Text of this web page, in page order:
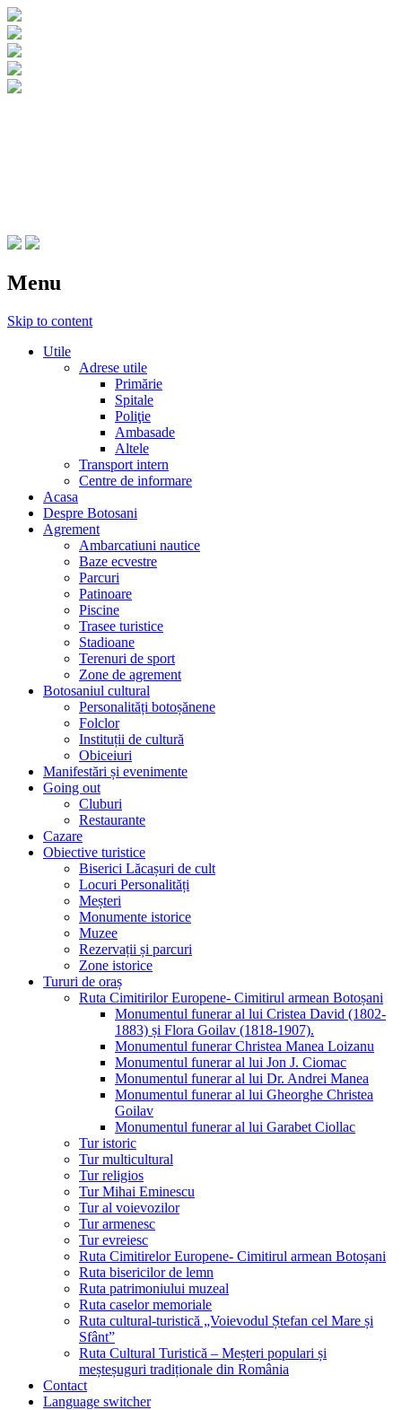
Menu
Skip to content
Utile
Adrese utile
Primărie
Spitale
Poliţie
Ambasade
Altele
Transport intern
Centre de informare
Acasa
Despre Botosani
Agrement
Ambarcatiuni nautice
Baze ecvestre
Parcuri
Patinoare
Piscine
Trasee turistice
Stadioane
Terenuri de sport
Zone de agrement
Botosaniul cultural
Personalități botoșănene
Folclor
Instituții de cultură
Obiceiuri
Manifestări și evenimente
Going out
Cluburi
Restaurante
Cazare
Obiective turistice
Biserici Lăcașuri de cult
Locuri Personalități
Meșteri
Monumente istorice
Muzee
Rezervații și parcuri
Zone istorice
Tururi de oraș
Ruta Cimitirilor Europene- Cimitirul armean Botoșani
Monumentul funerar al lui Cristea David (1802-
1883) și Flora Goilav (1818-1907).
Monumentul funerar Christea Manea Loizanu
Monumentul funerar al lui Jon J. Ciomac
Monumentul funerar al lui Dr. Andrei Manea
Monumentul funerar al lui Gheorghe Christea
Goilav
Monumentul funerar al lui Garabet Ciollac
Tur istoric
Tur multicultural
Tur religios
Tur Mihai Eminescu
Tur al voievozilor
Tur armenesc
Tur evreiesc
Ruta Cimitirelor Europene- Cimitirul armean Botoșani
Ruta bisericilor de lemn
Ruta patrimoniului muzeal
Ruta caselor memoriale
Ruta cultural-turistică „Voievodul Ștefan cel Mare și
Sfânt”
Ruta Cultural Turistică – Meșteri populari și
meșteșuguri tradiționale din România
Contact
Language switcher